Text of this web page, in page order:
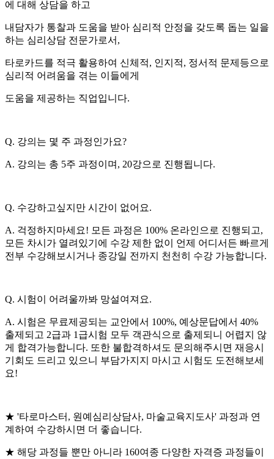
에 대해 상담을 하고
내담자가 통찰과 도움을 받아 심리적 안정을 갖도록 돕는 일을
하는 심리상담 전문가로서,
타로카드를 적극 활용하여 신체적, 인지적, 정서적 문제등으로
심리적 어려움을 겪는 이들에게
도움을 제공하는 직업입니다.
Q. 강의는 몇 주 과정인가요?
A. 강의는 총 5주 과정이며, 20강으로 진행됩니다.
Q. 수강하고싶지만 시간이 없어요.
A. 걱정하지마세요! 모든 과정은 100% 온라인으로 진행되고,
모든 차시가 열려있기에 수강 제한 없이 언제 어디서든 빠르게
전부 수강해보시거나 종강일 전까지 천천히 수강 가능합니다.
Q. 시험이 어려울까봐 망설여져요.
A. 시험은 무료제공되는 교안에서 100%, 예상문답에서 40%
출제되고 2급과 1급시험 모두 객관식으로 출제되니 어렵지 않
게 합격가능합니다. 또한 불합격하셔도 문의해주시면 재응시
기회도 드리고 있으니 부담가지지 마시고 시험도 도전해보세
요!
★ '타로마스터, 원예심리상담사, 마술교육지도사' 과정과 연
계하여 수강하시면 더 좋습니다.
★ 해당 과정들 뿐만 아니라 160여종 다양한 자격증 과정들이